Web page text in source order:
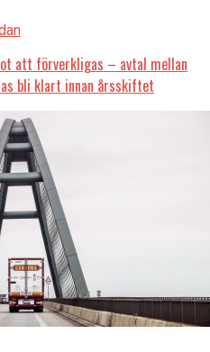
att förverkligas – avtal mellan
bli klart innan årsskiftet